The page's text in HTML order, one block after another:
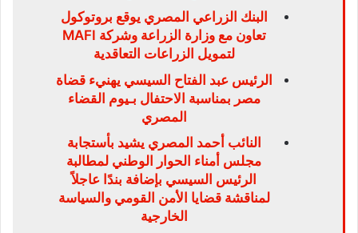
البنك الزراعي المصري يوقع بروتوكول
تعاون مع وزارة الزراعة وشركة MAFI
لتمويل الزراعات التعاقدية
الرئيس عبد الفتاح السيسي يهنيء قضاة
مصر بمناسبة الاحتفال بـيوم القضاء
المصري
النائب أحمد المصري يشيد بأستجابة
مجلس أمناء الحوار الوطني لمطالبة
الرئيس السيسي بإضافة بندًا عاجلاً
لمناقشة قضايا الأمن القومي والسياسة
الخارجية